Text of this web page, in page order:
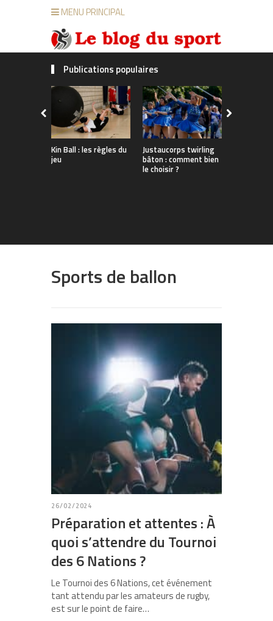
MENU PRINCIPAL
Publications populaires
Kin Ball : les règles du
jeu
Justaucorps twirling
bâton : comment bien
le choisir ?
Sports de ballon
26/02/2024
Préparation et attentes : À
quoi s’attendre du Tournoi
des 6 Nations ?
Le Tournoi des 6 Nations, cet événement
tant attendu par les amateurs de rugby,
est sur le point de faire…